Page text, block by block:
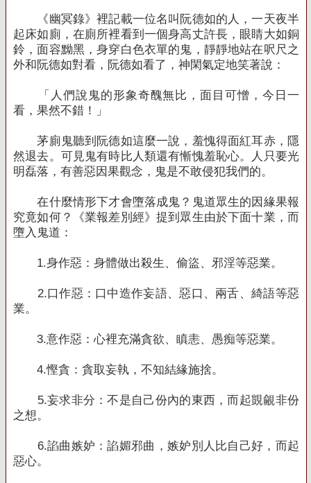
《幽冥錄》裡記載一位名叫阮德如的人，一天夜半
起床如廁，在廁所裡看到一個身高丈許長，眼睛大如銅
鈴，面容黝黑，身穿白色衣單的鬼，靜靜地站在呎尺之
外和阮德如對看，阮德如看了，神閑氣定地笑著說：
「人們說鬼的形象奇醜無比，面目可憎，今日一
看，果然不錯！」
茅廁鬼聽到阮德如這麼一說，羞愧得面紅耳赤，隱
然退去。可見鬼有時比人類還有慚愧羞恥心。人只要光
明磊落，有善惡因果觀念，鬼是不敢侵犯我們的。
在什麼情形下才會墮落成鬼？鬼道眾生的因緣果報
究竟如何？《業報差別經》提到眾生由於下面十業，而
墮入鬼道：
1.身作惡：身體做出殺生、偷盜、邪淫等惡業。
2.口作惡：口中造作妄語、惡口、兩舌、綺語等惡
業。
3.意作惡：心裡充滿貪欲、瞋恚、愚痴等惡業。
4.慳貪：貪取妄執，不知結緣施捨。
5.妄求非分：不是自己份內的東西，而起覬覦非份
之想。
6.諂曲嫉妒：諂媚邪曲，嫉妒別人比自己好，而起
惡心。